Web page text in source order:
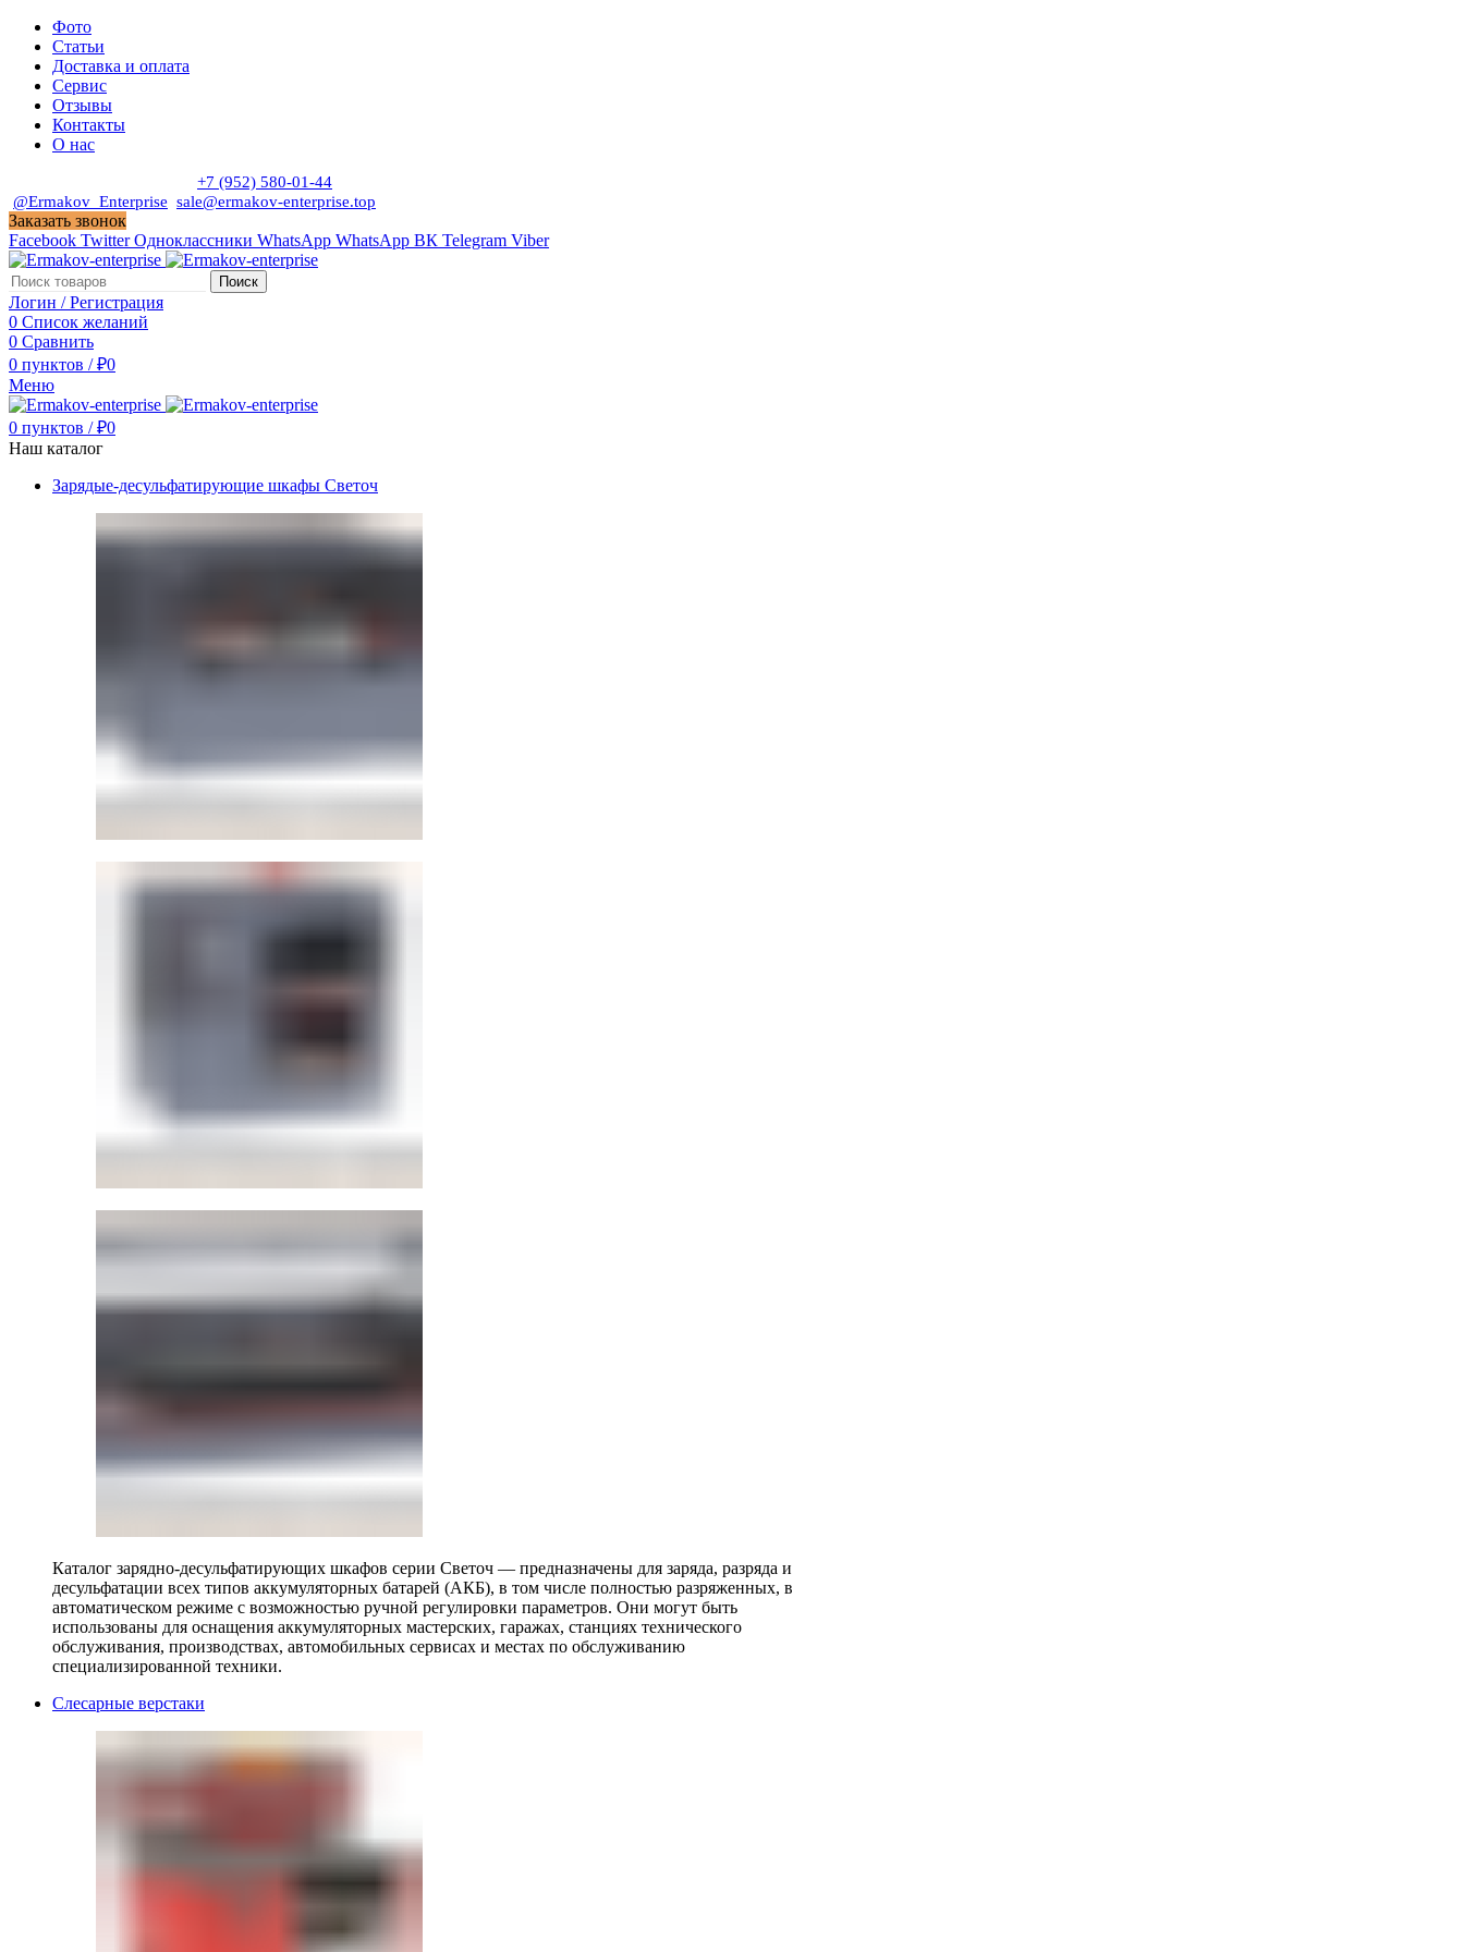
Фото
Статьи
Доставка и оплата
Сервис
Отзывы
Контакты
О нас
+7 (952) 580-01-44
@Ermakov_Enterprise sale@ermakov-enterprise.top
Заказать звонок
Facebook Twitter Одноклассники WhatsApp WhatsApp ВК Telegram Viber
Поиск
Логин / Регистрация
0 Список желаний
0 Сравнить
0 пунктов / ₽0
Меню
0 пунктов / ₽0
Наш каталог
Зарядые-десульфатирующие шкафы Светоч
Каталог зарядно-десульфатирующих шкафов серии Светоч — предназначены для заряда, разряда и
десульфатации всех типов аккумуляторных батарей (АКБ), в том числе полностью разряженных, в
автоматическом режиме с возможностью ручной регулировки параметров. Они могут быть
использованы для оснащения аккумуляторных мастерских, гаражах, станциях технического
обслуживания, производствах, автомобильных сервисах и местах по обслуживанию
специализированной техники.
Слесарные верстаки